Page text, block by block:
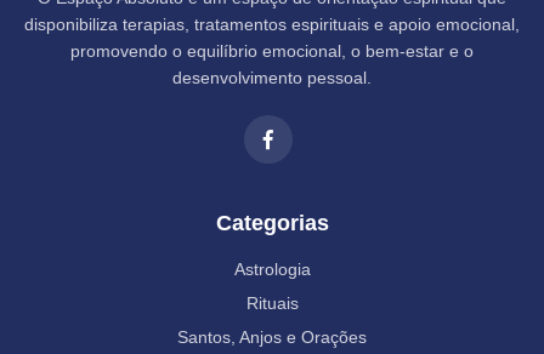
disponibiliza terapias, tratamentos espirituais e apoio emocional,
promovendo o equilíbrio emocional, o bem-estar e o
desenvolvimento pessoal.
Categorias
Astrologia
Rituais
Santos, Anjos e Orações